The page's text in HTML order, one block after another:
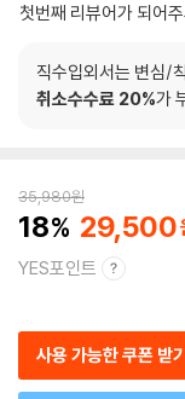
첫번째 리뷰어가 되어
직수입외서는 변심/
취소수수료 20%가
35,980원
18 29,500
YES포인트
사용 가능한 쿠폰 받